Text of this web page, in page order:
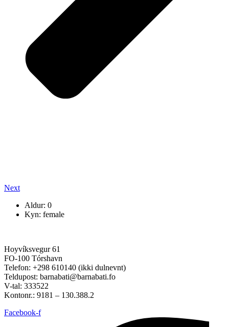
Next
Aldur: 0
Kyn: female
Hoyvíksvegur 61
FO-100 Tórshavn
Telefon: +298 610140 (ikki dulnevnt)
Teldupost: barnabati@barnabati.fo
V-tal: 333522
Kontonr.: 9181 – 130.388.2
Facebook-f